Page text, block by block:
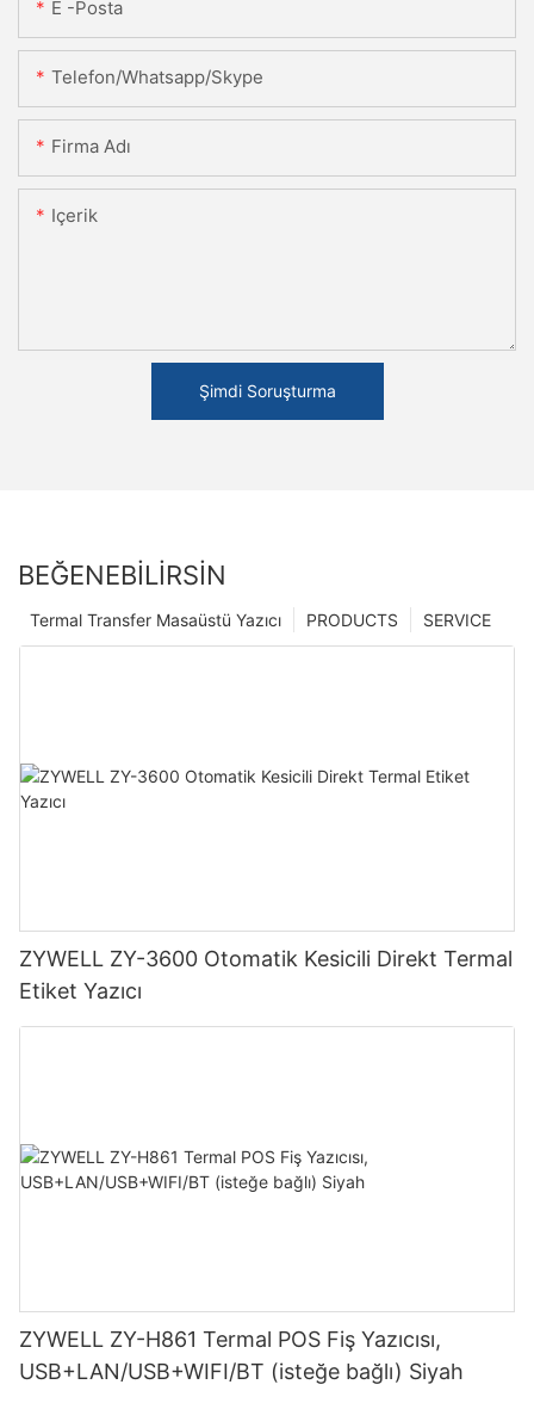
E -posta
Telefon/Whatsapp/Skype
Firma Adı
Içerik
Şimdi Soruşturma
BEĞENEBILIRSIN
SERVICE
PRODUCTS
Termal Transfer Masaüstü Yazıcı
ZYWELL ZY-3600 Otomatik Kesicili Direkt Termal
Etiket Yazıcı
ZYWELL ZY-H861 Termal POS Fiş Yazıcısı,
USB+LAN/USB+WIFI/BT (isteğe bağlı) Siyah